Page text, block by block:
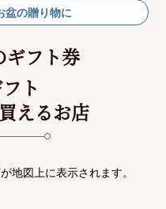
盆の贈り物に
ギフト券
ト
えるお店
地図上に表示されます。